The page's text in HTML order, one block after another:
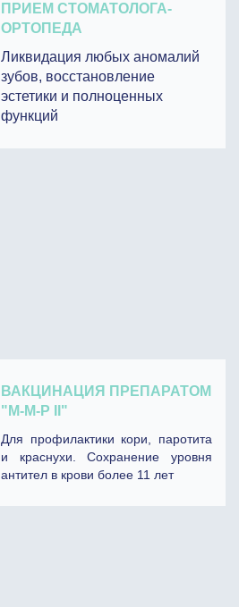
ПРИЕМ СТОМАТОЛОГА-
ОРТОПЕДА
Ликвидация любых аномалий
зубов, восстановление
эстетики и полноценных
функций
ВАКЦИНАЦИЯ ПРЕПАРАТОМ
"М-М-P II"
Для профилактики кори, паротита
и краснухи. Сохранение уровня
антител в крови более 11 лет